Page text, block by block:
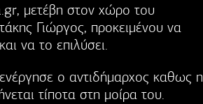
μετέβη στον χώρο του
Γιώργος, προκειμένου να
να το επιλύσει.
ο αντιδήμαρχος καθως η
τίποτα στη μοίρα του.